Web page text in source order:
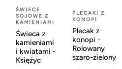
ŚWIECE
SOJOWE Z
KAMIENIAMI
Świeca z
kamieniami
i kwiatami -
Księżyc
PLECAKI Z
KONOPI
Plecak z
konopi -
Rolowany
szaro-zielony